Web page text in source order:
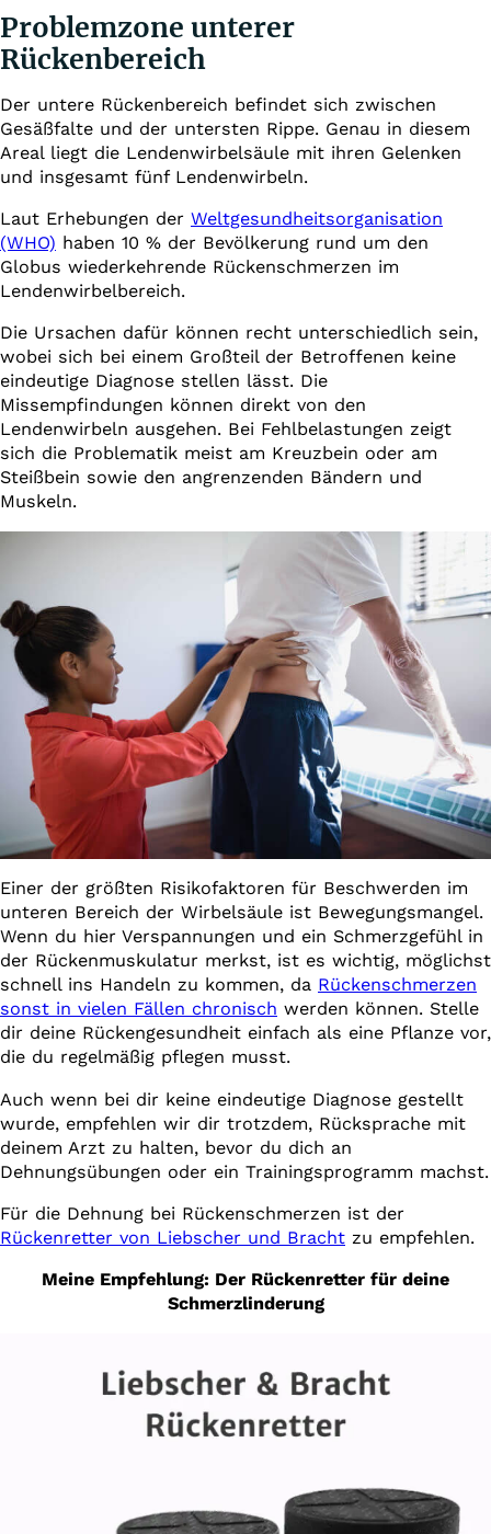
Problemzone unterer
Rückenbereich
Der untere Rückenbereich befindet sich zwischen
Gesäßfalte und der untersten Rippe. Genau in diesem
Areal liegt die Lendenwirbelsäule mit ihren Gelenken
und insgesamt fünf Lendenwirbeln.
Laut Erhebungen der Weltgesundheitsorganisation
(WHO) haben 10 % der Bevölkerung rund um den
Globus wiederkehrende Rückenschmerzen im
Lendenwirbelbereich.
Die Ursachen dafür können recht unterschiedlich sein,
wobei sich bei einem Großteil der Betroffenen keine
eindeutige Diagnose stellen lässt. Die
Missempfindungen können direkt von den
Lendenwirbeln ausgehen. Bei Fehlbelastungen zeigt
sich die Problematik meist am Kreuzbein oder am
Steißbein sowie den angrenzenden Bändern und
Muskeln.
Einer der größten Risikofaktoren für Beschwerden im
unteren Bereich der Wirbelsäule ist Bewegungsmangel.
Wenn du hier Verspannungen und ein Schmerzgefühl in
der Rückenmuskulatur merkst, ist es wichtig, möglichst
schnell ins Handeln zu kommen, da Rückenschmerzen
sonst in vielen Fällen chronisch werden können. Stelle
dir deine Rückengesundheit einfach als eine Pflanze vor,
die du regelmäßig pflegen musst.
Auch wenn bei dir keine eindeutige Diagnose gestellt
wurde, empfehlen wir dir trotzdem, Rücksprache mit
deinem Arzt zu halten, bevor du dich an
Dehnungsübungen oder ein Trainingsprogramm machst.
Für die Dehnung bei Rückenschmerzen ist der
Rückenretter von Liebscher und Bracht zu empfehlen.
Meine Empfehlung: Der Rückenretter für deine
Schmerzlinderung